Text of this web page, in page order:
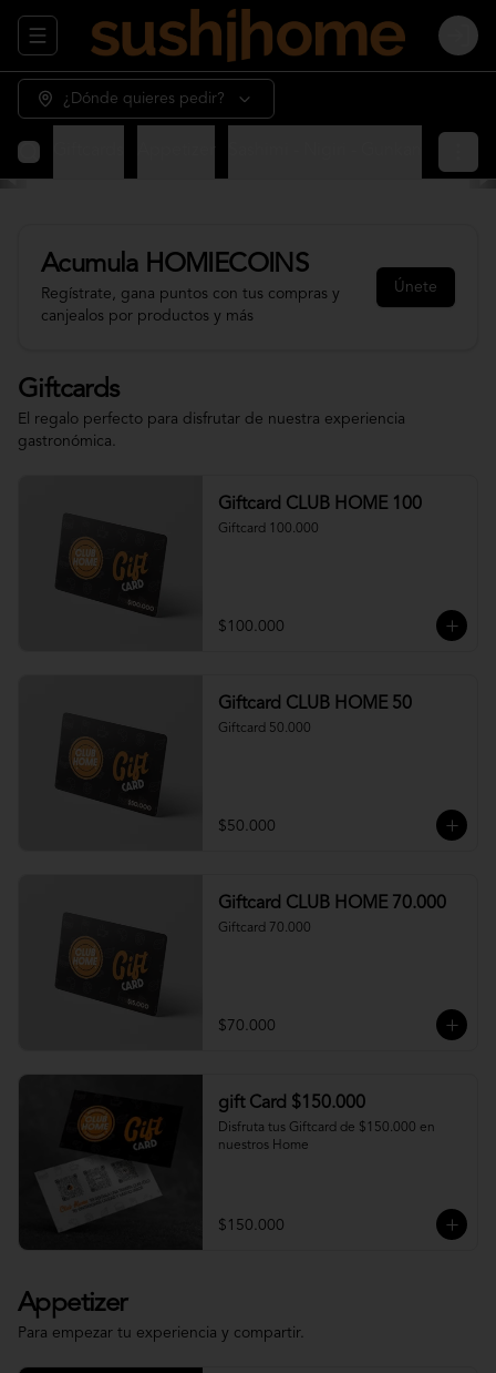
Abrir menu de navegación Login
¿Dónde quieres pedir?
Acumula HOMIECOINS
Regístrate, gana puntos con tus compras y
canjealos por productos y más
Únete
Giftcards
El regalo perfecto para disfrutar de nuestra experiencia
gastronómica.
Giftcard CLUB HOME 100
Giftcard 100.000
$100.000
Giftcard CLUB HOME 50
Giftcard 50.000
$50.000
Giftcard CLUB HOME 70.000
Giftcard 70.000
$70.000
gift Card $150.000
Disfruta tus Giftcard de $150.000 en
nuestros Home
$150.000
Appetizer
Para empezar tu experiencia y compartir.